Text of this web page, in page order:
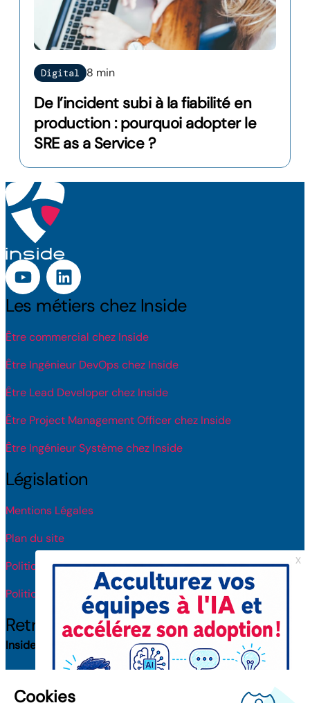
Digital 8 min
De l’incident subi à la fiabilité en
production : pourquoi adopter le
SRE as a Service ?
Les métiers chez Inside
Être commercial chez Inside
Être Ingénieur DevOps chez Inside
Être Lead Developer chez Inside
Être Project Management Officer chez Inside
Être Ingénieur Système chez Inside
Législation
Mentions Légales
Plan du site
Politique de protection des données
Politique de licence IA
Retrouvez-nous
Inside Toulouse (31100) : 8 rue Roger Camboulives